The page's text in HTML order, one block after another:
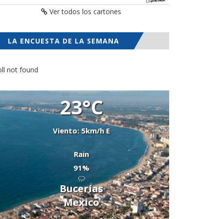
Ver todos los cartones
LA ENCUESTA DE LA SEMANA
not found
23°C
Viento: 5km/h E
Rain
91%
Bucerías
Mexico